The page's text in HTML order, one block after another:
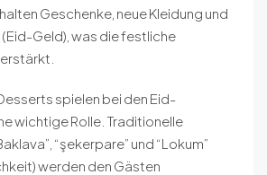
Geschenke, neue Kleidung und
(Eid-Geld), was die festliche
spielen bei den Eid-
wichtige Rolle. Traditionelle
“şekerpare” und “Lokum”
werden den Gästen